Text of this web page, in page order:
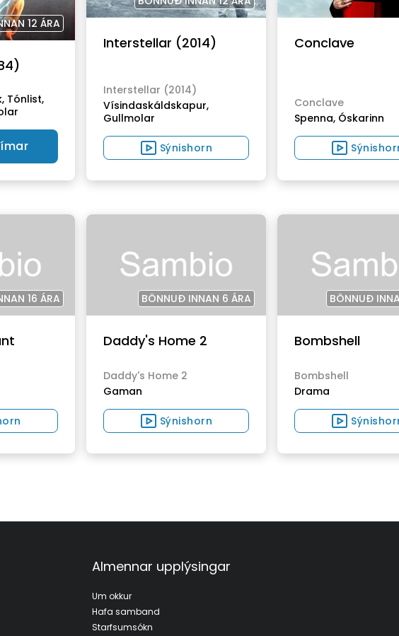
12 ÁRA
Tónlist,
Interstellar (2014)
Interstellar (2014)
Vísindaskáldskapur,
Gullmolar
Sýnishorn
Conclave
Conclave
Spenna, Óskarinn
16 ÁRA BÖNNUÐ INNAN 6 ÁRA
Daddy's Home 2
Daddy's Home 2
Gaman
Sýnishorn
BÖNNUÐ
Bombshell
Bombshell
Drama
Almennar upplýsingar
Um okkur
Hafa samband
Starfsumsókn